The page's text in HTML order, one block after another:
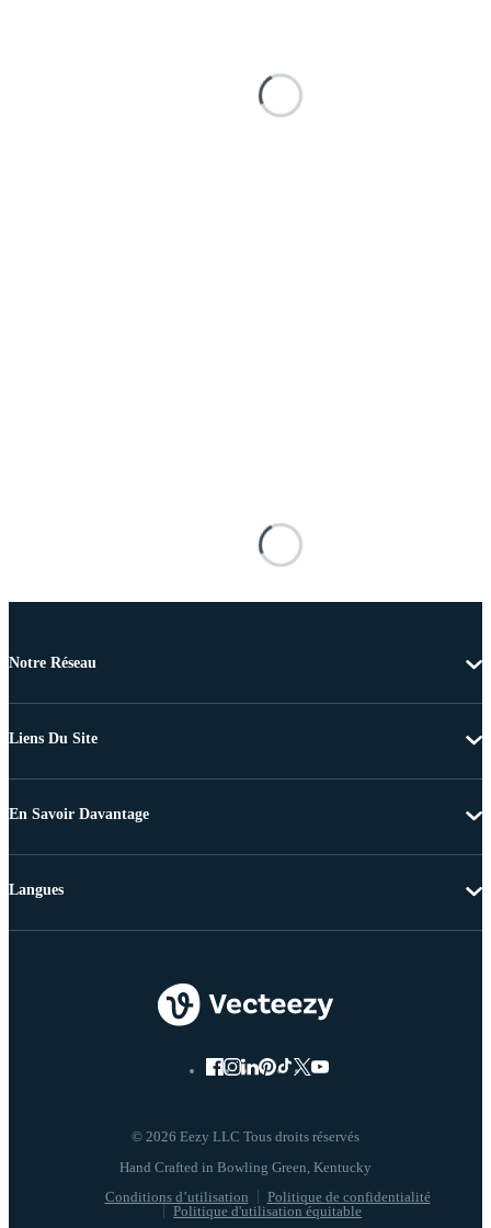
Notre Réseau
Liens Du Site
En Savoir Davantage
© 2026 Eezy LLC Tous droits réservés
Conditions d’utilisation
Politique de confidentialité
Politique d'utilisation équitable
Langues